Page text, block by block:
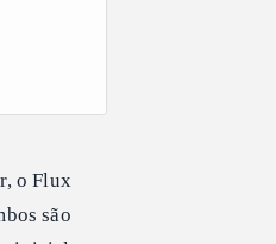
o Flux
são